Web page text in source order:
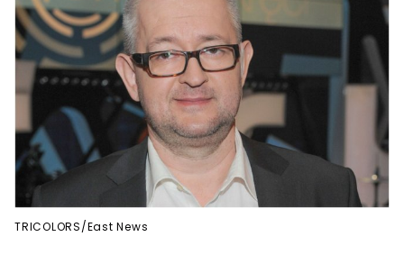
TRICOLORS/East News